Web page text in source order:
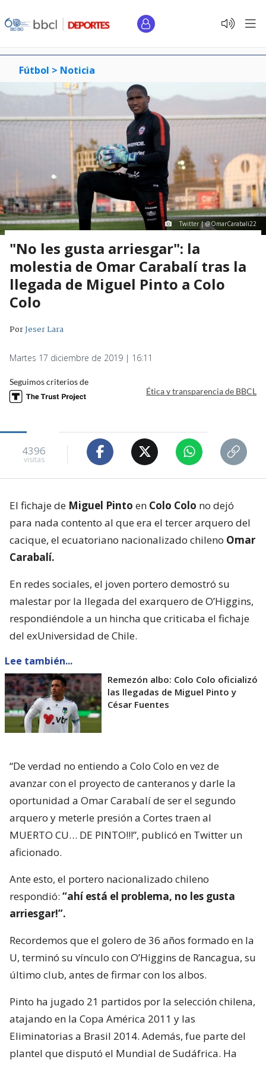
Fútbol > Noticia
Twitter | @OmarCarabali22
"No les gusta arriesgar": la
molestia de Omar Carabalí tras la
llegada de Miguel Pinto a Colo
Colo
PorJeser Lara
Martes 17 diciembre de 2019 | 16:11
Seguimos criterios de
Ética y transparencia de BBCL
4396
visitas
El fichaje de Miguel Pinto en Colo Colo no dejó
para nada contento al que era el tercer arquero del
cacique, el ecuatoriano nacionalizado chileno Omar
Carabalí.
En redes sociales, el joven portero demostró su
malestar por la llegada del exarquero de O’Higgins,
respondiéndole a un hincha que criticaba el fichaje
del exUniversidad de Chile.
Lee también...
Remezón albo: Colo Colo oficializó
las llegadas de Miguel Pinto y
César Fuentes
“De verdad no entiendo a Colo Colo en vez de
avanzar con el proyecto de canteranos y darle la
oportunidad a Omar Carabalí de ser el segundo
arquero y meterle presión a Cortes traen al
MUERTO CU… DE PINTO!!!”, publicó en Twitter un
aficionado.
Ante esto, el portero nacionalizado chileno
respondió: “ahí está el problema, no les gusta
arriesgar!”.
Recordemos que el golero de 36 años formado en la
U, terminó su vínculo con O’Higgins de Rancagua, su
último club, antes de firmar con los albos.
Pinto ha jugado 21 partidos por la selección chilena,
atajando en la Copa América 2011 y las
Eliminatorias a Brasil 2014. Además, fue parte del
plantel que disputó el Mundial de Sudáfrica. Ha